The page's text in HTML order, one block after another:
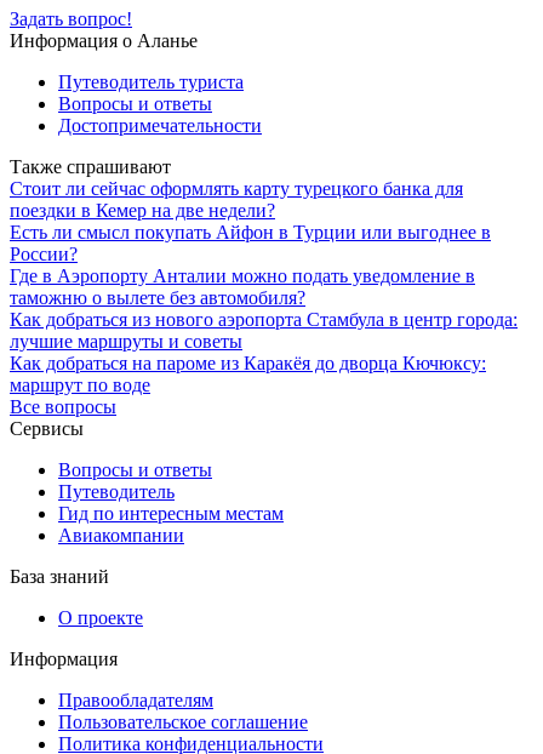
Задать вопрос!
Информация о Аланье
Путеводитель туриста
Вопросы и ответы
Достопримечательности
Также спрашивают
Стоит ли сейчас оформлять карту турецкого банка для
поездки в Кемер на две недели?
Есть ли смысл покупать Айфон в Турции или выгоднее в
России?
Где в Аэропорту Анталии можно подать уведомление в
таможню о вылете без автомобиля?
Как добраться из нового аэропорта Стамбула в центр города:
лучшие маршруты и советы
Как добраться на пароме из Каракёя до дворца Кючюксу:
маршрут по воде
Все вопросы
Сервисы
Вопросы и ответы
Путеводитель
Гид по интересным местам
Авиакомпании
База знаний
О проекте
Информация
Правообладателям
Пользовательское соглашение
Политика конфиденциальности